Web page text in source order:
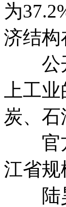
为
济结构
公开
上工
炭、
官方
江省规
陆昊